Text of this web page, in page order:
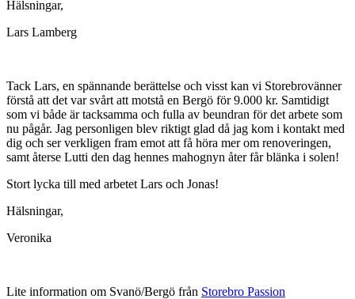
Hälsningar,
Lars Lamberg
Tack Lars, en spännande berättelse och visst kan vi Storebrovänner
förstå att det var svårt att motstå en Bergö för 9.000 kr. Samtidigt
som vi både är tacksamma och fulla av beundran för det arbete som
nu pågår. Jag personligen blev riktigt glad då jag kom i kontakt med
dig och ser verkligen fram emot att få höra mer om renoveringen,
samt återse Lutti den dag hennes mahognyn åter får blänka i solen!
Stort lycka till med arbetet Lars och Jonas!
Hälsningar,
Veronika
Lite information om Svanö/Bergö från Storebro Passion